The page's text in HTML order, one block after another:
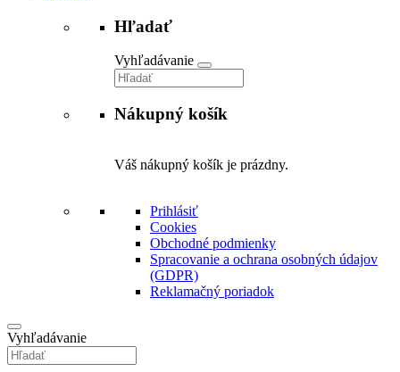
Hľadať
Vyhľadávanie
Nákupný košík
Váš nákupný košík je prázdny.
Prihlásiť
Cookies
Obchodné podmienky
Spracovanie a ochrana osobných údajov
(GDPR)
Reklamačný poriadok
Vyhľadávanie